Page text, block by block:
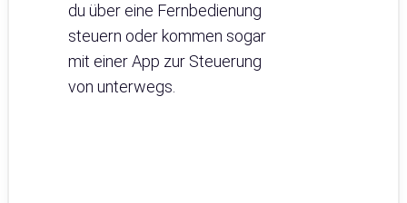
du über eine Fernbedienung
steuern oder kommen sogar
mit einer App zur Steuerung
von unterwegs.